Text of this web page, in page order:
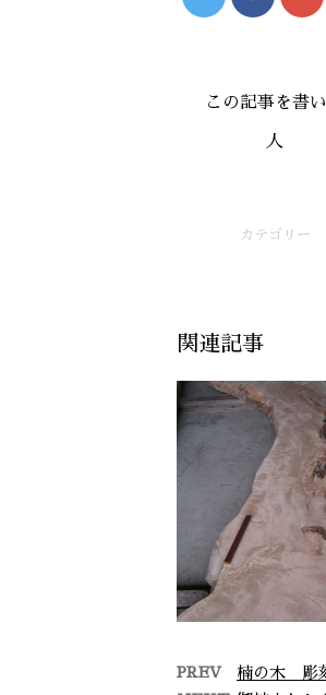
この記事を書
人
カテゴリー
関連記事
PREV 楠の木 彫